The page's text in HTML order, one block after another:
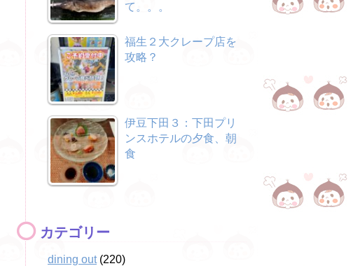
て。。。
福生２大クレープ店を
攻略？
伊豆下田３：下田プリ
ンスホテルの夕食、朝
食
カテゴリー
dining out(220)